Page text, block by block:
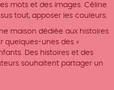
mots et des images. Céline
tout, apposer les couleurs.
maison dédiée aux histoires
quelques-unes des «
Des histoires et des
souhaitent partager un